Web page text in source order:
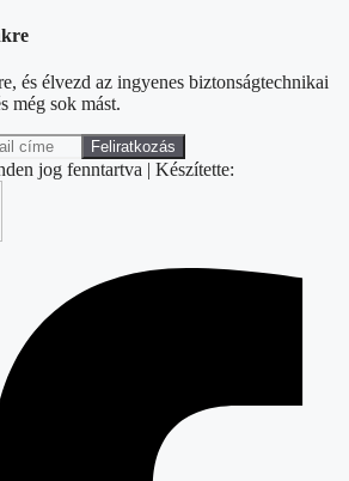
és élvezd az ingyenes biztonságtechnikai
még sok mást.
jog fenntartva | Készítette: